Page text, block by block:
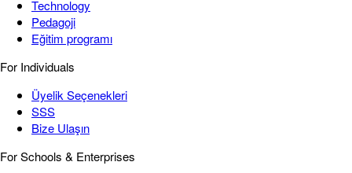
Technology
Pedagoji
Eğitim programı
For Individuals
Üyelik Seçenekleri
SSS
Bize Ulaşın
For Schools & Enterprises